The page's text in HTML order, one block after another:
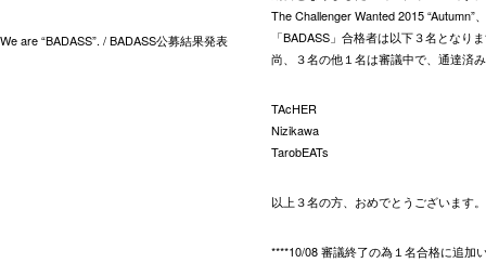
We are “BADASS”. / BADASS公募結果発表
The Challenger Wanted 2015 “Autumn”、
「BADASS」合格者は以下３名となり
尚、３名の他１名は審議中で、通達済
TAcHER
Nizikawa
TarobEATs
以上３名の方、おめでとうございます。
****10/08 審議終了の為１名合格に追加